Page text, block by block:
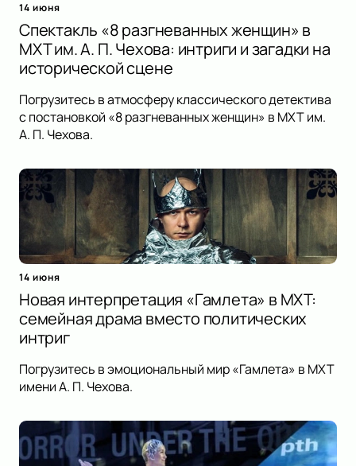
14 июня
Спектакль «8 разгневанных женщин» в
МХТ им. А. П. Чехова: интриги и загадки на
исторической сцене
Погрузитесь в атмосферу классического детектива
с постановкой «8 разгневанных женщин» в МХТ им.
А. П. Чехова.
14 июня
Новая интерпретация «Гамлета» в МХТ:
семейная драма вместо политических
интриг
Погрузитесь в эмоциональный мир «Гамлета» в МХТ
имени А. П. Чехова.